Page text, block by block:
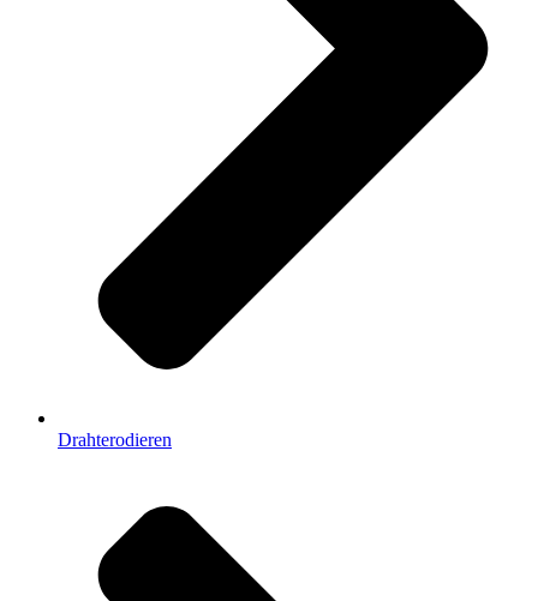
Drahterodieren